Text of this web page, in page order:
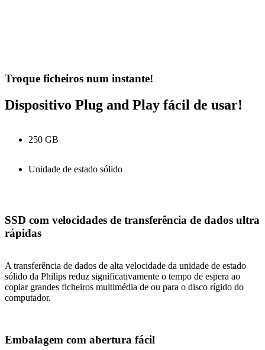
Troque ficheiros num instante!
Dispositivo Plug and Play fácil de usar!
250 GB
Unidade de estado sólido
SSD com velocidades de transferência de dados ultra
rápidas
A transferência de dados de alta velocidade da unidade de estado
sólido da Philips reduz significativamente o tempo de espera ao
copiar grandes ficheiros multimédia de ou para o disco rígido do
computador.
Embalagem com abertura fácil